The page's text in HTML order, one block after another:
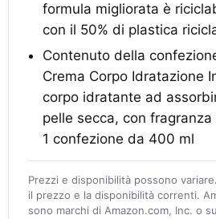
formula migliorata è
con il 50% di plastica
Contenuto della
Crema Corpo Idratazione
corpo idratante ad
pelle secca, con
1 confezione da 400 ml
Prezzi e disponibilità possono
il prezzo e la disponibilità correnti.
sono marchi di Amazon.com, Inc. o